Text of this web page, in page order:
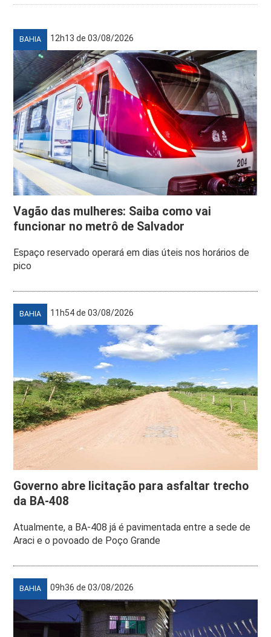
BAHIA 12h13 de 03/08/2026
Vagão das mulheres: Saiba como vai
funcionar no metrô de Salvador
Espaço reservado operará em dias úteis nos horários de
pico
BAHIA 11h54 de 03/08/2026
Governo abre licitação para asfaltar trecho
da BA-408
Atualmente, a BA-408 já é pavimentada entre a sede de
Araci e o povoado de Poço Grande
BAHIA 09h36 de 03/08/2026